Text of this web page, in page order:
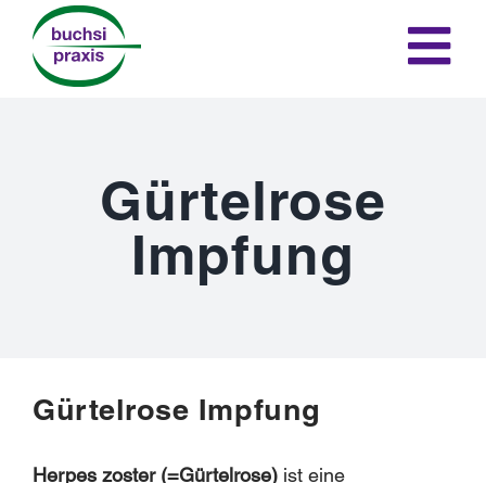
content
Gürtelrose
Impfung
Gürtelrose Impfung
Herpes zoster (=Gürtelrose)ist eine